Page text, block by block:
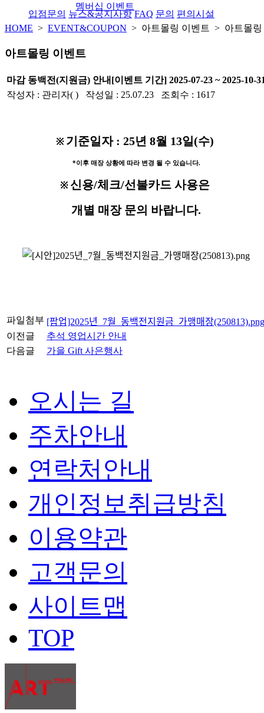
입점문의 뉴스&공지사항 FAQ 문의 편의시설
멤버십 이벤트
HOME > EVENT&COUPON > 아트몰링 이벤트 > 아트몰링
아트몰링 이벤트
마감동백전(지원금) 안내 [이벤트 기간] 2025-07-23 ~ 2025-10-
작성자 : 관리자( ) 작성일 : 25.07.23 조회수 : 1617
※ 기준일자 : 25년 8월 13일(수)
*이후 매장 상황에 따라 변경 될 수 있습니다.
※ 신용/체크/선불카드 사용은
개별 매장 문의 바랍니다.
파일첨부 [팝업]2025년_7월_동백전지원금_가맹매장(250813).png
이전글
추석 영업시간 안내
다음글
가을 Gift 사은행사
오시는 길
주차안내
연락처안내
개인정보취급방침
이용약관
고객문의
사이트맵
TOP